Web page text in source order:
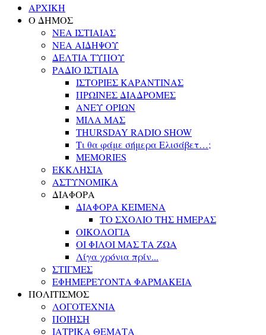
ΑΡΧΙΚΗ
Ο ΔΗΜΟΣ
ΝΕΑ ΙΣΤΙΑΙΑΣ
ΝΕΑ ΑΙΔΗΨΟΥ
ΔΕΛΤΙΑ ΤΥΠΟΥ
ΡΑΔΙΟ ΙΣΤΙΑΙΑ
ΙΣΤΟΡΙΕΣ ΚΑΡΑΝΤΙΝΑΣ
ΠΡΩΙΝΕΣ ΔΙΑΔΡΟΜΕΣ
ΑΝΕΥ ΟΡΙΩΝ
ΜΙΛΑ ΜΑΣ
THURSDAY RADIO SHOW
Τι θα φάμε σήμερα Ελισάβετ…;
MEMORIES
ΕΚΚΛΗΣΙΑ
ΑΣΤΥΝΟΜΙΚΑ
ΔΙΑΦΟΡΑ
ΔΙΑΦΟΡΑ ΚΕΙΜΕΝΑ
ΤΟ ΣΧΟΛΙΟ ΤΗΣ ΗΜΕΡΑΣ
ΟΙΚΟΛΟΓΙΑ
ΟΙ ΦΙΛΟΙ ΜΑΣ ΤΑ ΖΩΑ
Λίγα χρόνια πρίν...
ΣΤΙΓΜΕΣ
ΕΦΗΜΕΡΕΥΟΝΤΑ ΦΑΡΜΑΚΕΙΑ
ΠΟΛΙΤΙΣΜΟΣ
ΛΟΓΟΤΕΧΝΙΑ
ΠΟΙΗΣΗ
ΙΑΤΡΙΚΑ ΘΕΜΑΤΑ